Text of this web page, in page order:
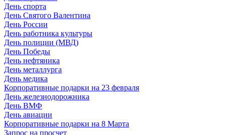
День спорта
День Святого Валентина
День России
День работника культуры
День полиции (МВД)
День Победы
День нефтяника
День металлурга
День медика
Корпоративные подарки на 23 февраля
День железнодорожника
День ВМФ
День авиации
Корпоративные подарки на 8 Марта
Запрос на просчет